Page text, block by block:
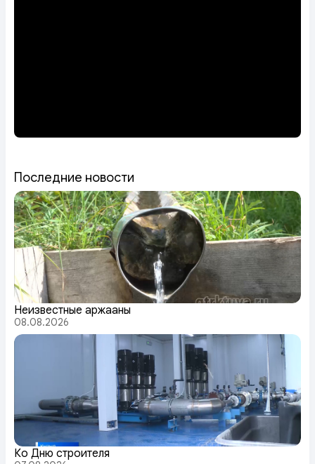
Последние новости
Неизвестные аржааны
08.08.2026
Ко Дню строителя